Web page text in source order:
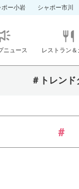
ポー小岩 シャポー市川
ニュース レストラン＆
＃トレンド